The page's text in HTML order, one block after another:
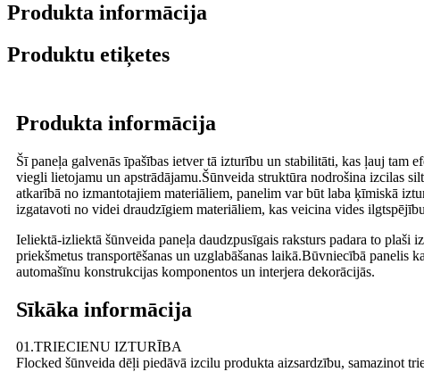
Produkta informācija
Produktu etiķetes
Produkta informācija
Šī paneļa galvenās īpašības ietver tā izturību un stabilitāti, kas ļauj
viegli lietojamu un apstrādājamu.Šūnveida struktūra nodrošina izcilas
atkarībā no izmantotajiem materiāliem, panelim var būt laba ķīmiskā
izgatavoti no videi draudzīgiem materiāliem, kas veicina vides
Ieliektā-izliektā šūnveida paneļa daudzpusīgais raksturs padara to plaši
priekšmetus transportēšanas un uzglabāšanas laikā.Būvniecībā
automašīnu konstrukcijas komponentos un interjera dekorācijās.
Sīkāka informācija
01.TRIECIENU IZTURĪBA
Flocked šūnveida dēļi piedāvā izcilu produkta aizsardzību, samazinot